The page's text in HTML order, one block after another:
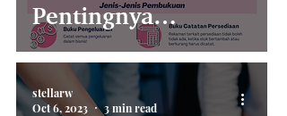
Pentingnya
Pembukuan untuk
Bisnismu
stellarw
Oct 6, 2023
3 min read